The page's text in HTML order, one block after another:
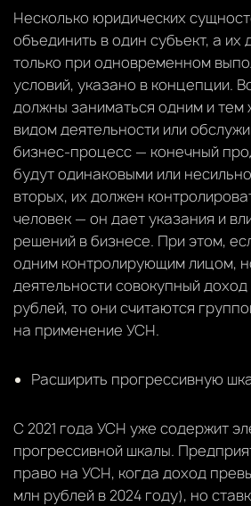
Несколько юридических
объединить в один субъект, а
только при одновременном
условий, указано в концепции.
должны заниматься одним и
видом деятельности или
бизнес-процесс — конечный
будут одинаковыми или
вторых, их должен
человек — он дает указания и
решений в бизнесе. При этом,
одним контролирующим лицом,
деятельности совокупный
рублей, то они считаются
на применение УСН.
Расширить прогрессивную
С 2021 года УСН уже содержит
прогрессивной шкалы.
право на УСН, когда доход
млн рублей в 2024 году), но